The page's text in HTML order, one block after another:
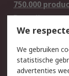
750.000
Bestellen
Retouren
Track & Trace
Wettelijk
We
We gebruiken
statistische
advertenties